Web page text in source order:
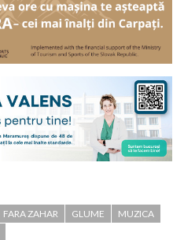
FARA ZAHAR GLUME
MUZICA